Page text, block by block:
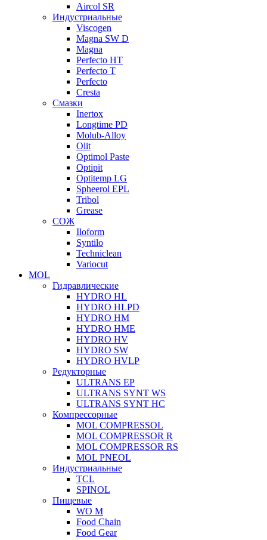
Aircol SR
Индустриальные
Viscogen
Magna SW D
Magna
Perfecto HT
Perfecto T
Perfecto
Cresta
Смазки
Inertox
Longtime PD
Molub-Alloy
Olit
Optimol Paste
Optipit
Optitemp LG
Spheerol EPL
Tribol
Grease
СОЖ
Iloform
Syntilo
Techniclean
Variocut
MOL
Гидравлические
HYDRO HL
HYDRO HLPD
HYDRO HM
HYDRO HME
HYDRO HV
HYDRO SW
HYDRO HVLP
Редукторные
ULTRANS EP
ULTRANS SYNT WS
ULTRANS SYNT HC
Компрессорные
MOL COMPRESSOL
MOL COMPRESSOR R
MOL COMPRESSOR RS
MOL PNEOL
Индустриальные
TCL
SPINOL
Пищевые
WO M
Food Chain
Food Gear